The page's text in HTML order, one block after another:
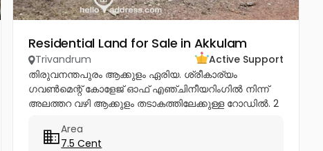
Residential Land for Sale in Akkulam
Trivandrum
Active Support
തിരുവനന്തപുരം ആക്കുളം ഏരിയ. ശ്രീകാര്യം
ഗവൺമെന്റ് കോളേജ് ഓഫ് എഞ്ചിനീയറിംഗിൽ നിന്ന്
അലത്തറ വഴി ആക്കുളം തടാകത്തിലേക്കുള്ള റോഡിൽ. 2
അയൽപക്കം. സെന്റിന് 8.75ലക്ഷം (വില ചർച്ച...
Area
7.5 Cent